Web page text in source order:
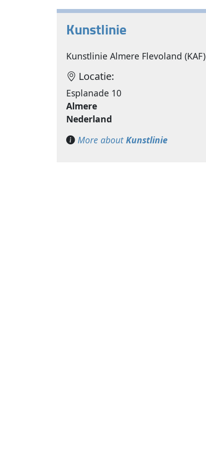
Kunstlinie
Kunstlinie Almere Flevoland (KAF)
Locatie:
Esplanade 10
Almere
Nederland
More aboutKunstlinie